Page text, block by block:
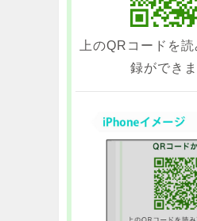
上のQRコードを
録ができま